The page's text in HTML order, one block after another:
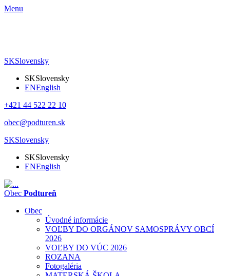
Menu
SKSlovensky
SKSlovensky
ENEnglish
+421 44 522 22 10
obec@podturen.sk
SKSlovensky
SKSlovensky
ENEnglish
Obec Podtureň
Obec
Úvodné informácie
VOĽBY DO ORGÁNOV SAMOSPRÁVY OBCÍ
2026
VOĽBY DO VÚC 2026
ROZANA
Fotogaléria